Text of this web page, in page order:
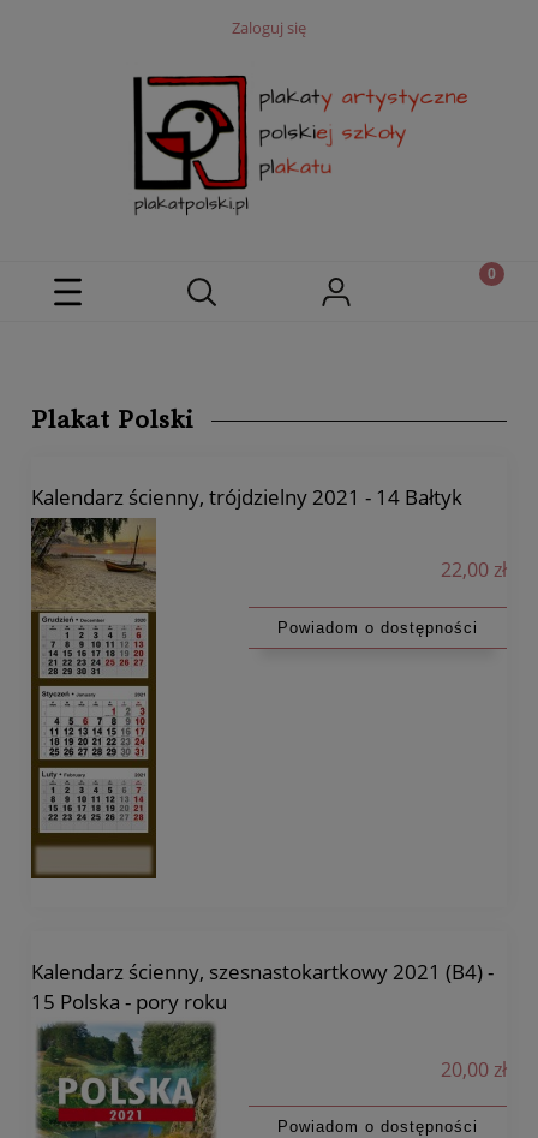
Zaloguj się
Plakat Polski
Kalendarz ścienny, trójdzielny 2021 - 14 Bałtyk
22,00 zł
Powiadom o dostępności
Kalendarz ścienny, szesnastokartkowy 2021 (B4) -
15 Polska - pory roku
20,00 zł
Powiadom o dostępności